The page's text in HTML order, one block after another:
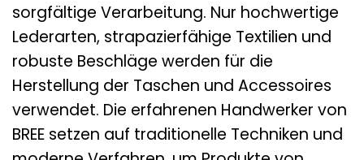
sorgfältige Verarbeitung. Nur hochwertige
Lederarten, strapazierfähige Textilien und
robuste Beschläge werden für die
Herstellung der Taschen und Accessoires
verwendet. Die erfahrenen Handwerker von
BREE setzen auf traditionelle Techniken und